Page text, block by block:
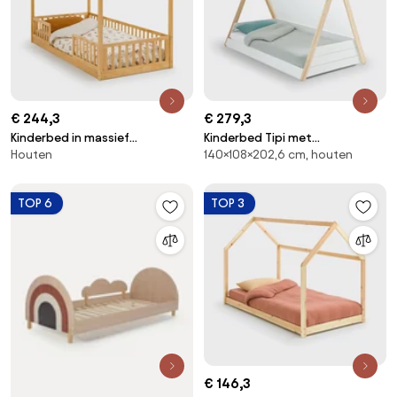
€ 244,3
Kinderbed in massief
dennenhout, Spidou
Houten
€ 279,3
Kinderbed Tipi met
lattenbodem SIFFROY
140×108×202,6 cm, houten
TOP 6 TOP 3
€ 146,3